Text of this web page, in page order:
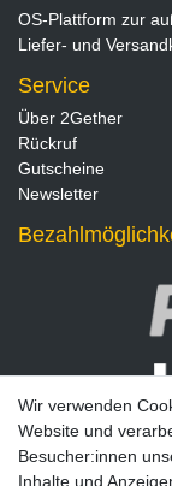
OS-Plattform zur
Liefer- und
Service
Über 2Gether
Rückruf
Gutscheine
Newsletter
Wir verwenden
Website und
Besucher:innen
Inhalte und